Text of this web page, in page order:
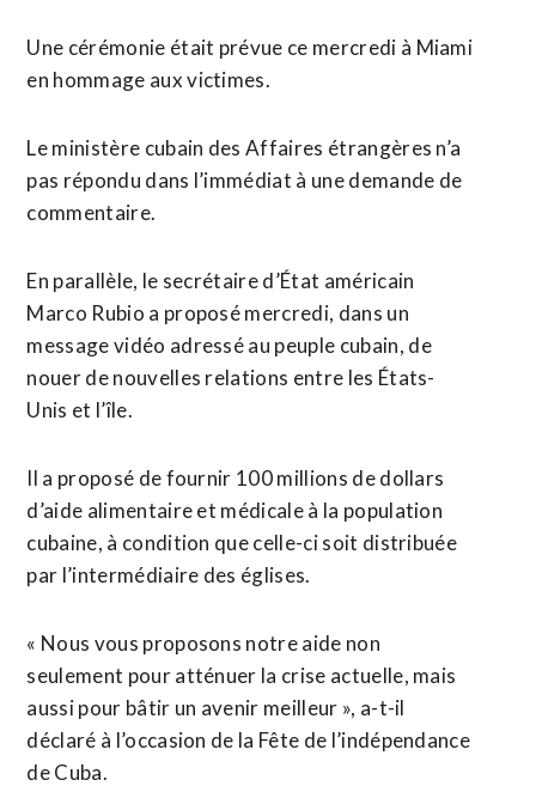
Une cérémonie était prévue ce mercredi à Miami
en hommage ‌aux victimes.
Le ministère cubain des Affaires ​étrangères n’a
pas répondu dans l’immédiat à une demande de
commentaire.
En parallèle, le secrétaire d’État américain
Marco Rubio a proposé mercredi, dans un
message vidéo adressé au peuple ​cubain, de
nouer de nouvelles relations entre les États-
Unis et l’île.
Il a proposé de fournir 100 millions de dollars
d’aide alimentaire et médicale à la population
cubaine, à condition que celle-ci soit distribuée
par l’intermédiaire des églises.
« Nous vous proposons notre aide non
seulement pour atténuer la crise actuelle, mais
aussi pour bâtir un avenir meilleur », a-t-il
déclaré à l’occasion de la Fête de l’indépendance
de Cuba.